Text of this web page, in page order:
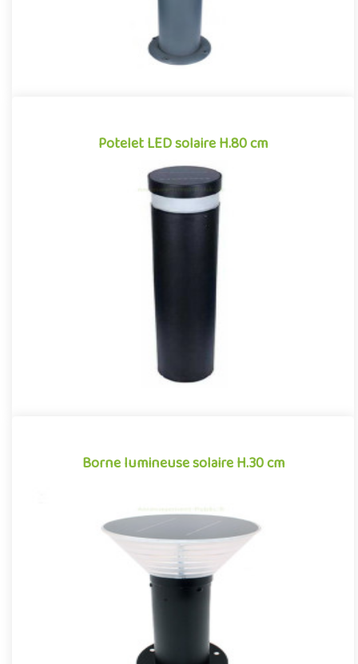
Potelet LED solaire H.80 cm
Potelet LED solaire H.80 cm
Potelet pour aménagements extérieurs avec éclairage LED
intégré. Borne lumineuse de 80 centimètres de hauteur, avec
Offre partenaire
Borne lumineuse solaire H.30 cm
Borne lumineuse solaire H.30 cm
Petite borne lumineuse de faible hauteur pour aménagements
extérieurs. Borne à LED solaire de 30 cm de haut, produisant un
fl..
Offre partenaire